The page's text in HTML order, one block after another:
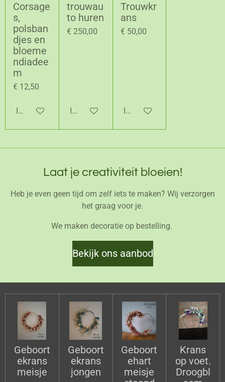
Corsage
s,
polsban
djes en
bloeme
ndiadee
m
€ 12,50
In winkelwagen
trouwau
to huren
€ 250,00
In winkelwagen
Trouwkr
ans
€ 50,00
In winkelwagen
Laat je creativiteit bloeien!
Heb je even geen tijd om zelf iets te maken? Wij verzorgen
het graag voor je.
We maken decoratie op bestelling.
Bekijk ons aanbod
Geboort
ekrans
meisje
Geboort
ekrans
jongen
Geboort
ehart
meisje
Krans
op voet.
Droogbl